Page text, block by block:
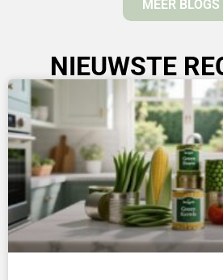
MEER BLOGS
NIEUWSTE